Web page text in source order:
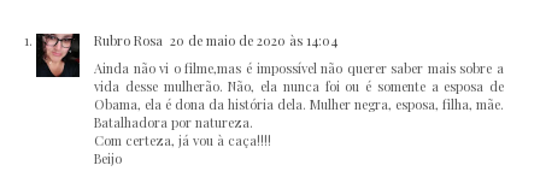
Rubro Rosa 20 de maio de 2020 às 14:04
Ainda não vi o filme,mas é impossível não querer saber mais sobre a
vida desse mulherão. Não, ela nunca foi ou é somente a esposa de
Obama, ela é dona da história dela. Mulher negra, esposa, filha, mãe.
Batalhadora por natureza.
Com certeza, já vou à caça!!!!
Beijo